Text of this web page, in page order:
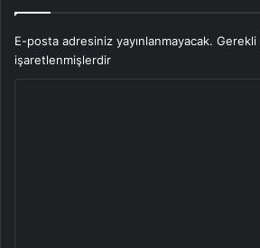
E-posta adresiniz yayınlanmayacak. Gerekli
işaretlenmişlerdir